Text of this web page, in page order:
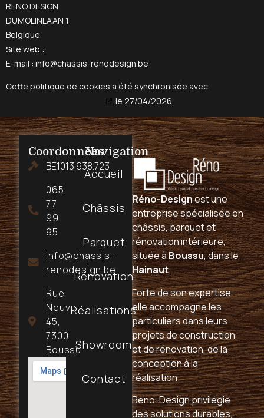
RENO DESIGN
DUMOLINLAAN 1
Belgique
Site web :
E-mail : info@chassis-renodesign.be
Cette politique de cookies a été synchronisée avec
le 27/04/2026.
Coordonnées
BE1013.938.723
065
77
99
95
info@chassis-
renodesign.be
Rue
Neuve
45,
7300
Boussu
Navigation
Accueil
Châssis
Parquet
Rénovation
Réalisations
Showroom
Contact
Réno-Designest une
entreprise spécialisée en
châssis, parquet et
rénovation intérieure,
située àBoussu, dans le
Hainaut.
Forte de son expertise,
elle accompagne les
particuliers dans leurs
projets de construction
et de rénovation, de la
conception à la
réalisation.
Réno-Design privilégie
des solutions durables,